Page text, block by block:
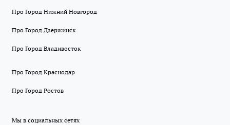
Про Город Нижний Новгород
Про Город Дзержинск
Про Город Владивосток
Про Город Краснодар
Про Город Ростов
Мы в социальных сетях